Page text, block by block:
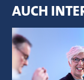
AUCH